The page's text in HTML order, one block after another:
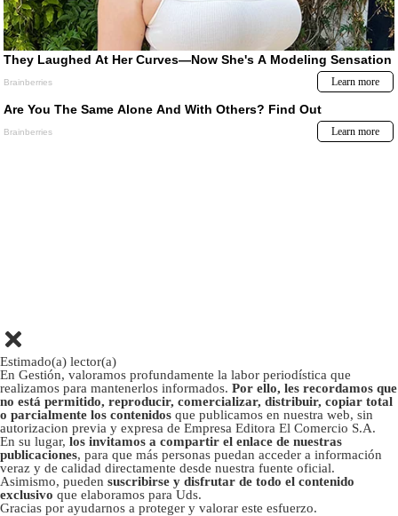
Estimado(a) lector(a)
En Gestión, valoramos profundamente la labor periodística que
realizamos para mantenerlos informados. Por ello, les recordamos que
no está permitido, reproducir, comercializar, distribuir, copiar total
o parcialmente los contenidos que publicamos en nuestra web, sin
autorizacion previa y expresa de Empresa Editora El Comercio S.A.
En su lugar, los invitamos a compartir el enlace de nuestras
publicaciones, para que más personas puedan acceder a información
veraz y de calidad directamente desde nuestra fuente oficial.
Asimismo, pueden suscribirse y disfrutar de todo el contenido
exclusivo que elaboramos para Uds.
Gracias por ayudarnos a proteger y valorar este esfuerzo.